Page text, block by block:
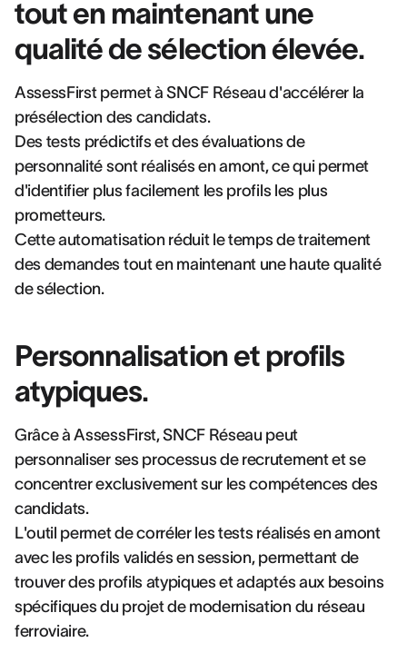
tout en maintenant une
qualité de sélection élevée.
AssessFirst permet à SNCF Réseau d'accélérer la
présélection des candidats.
Des tests prédictifs et des évaluations de
personnalité sont réalisés en amont, ce qui permet
d'identifier plus facilement les profils les plus
prometteurs.
Cette automatisation réduit le temps de traitement
des demandes tout en maintenant une haute qualité
de sélection.
Personnalisation et profils
atypiques.
Grâce à AssessFirst, SNCF Réseau peut
personnaliser ses processus de recrutement et se
concentrer exclusivement sur les compétences des
candidats.
L'outil permet de corréler les tests réalisés en amont
avec les profils validés en session, permettant de
trouver des profils atypiques et adaptés aux besoins
spécifiques du projet de modernisation du réseau
ferroviaire.